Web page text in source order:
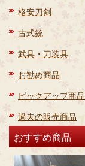
格安刀剣
古式銃
武具・刀装具
お勧め商品
ピックアップ商品
過去の販売商品
おすすめ商品